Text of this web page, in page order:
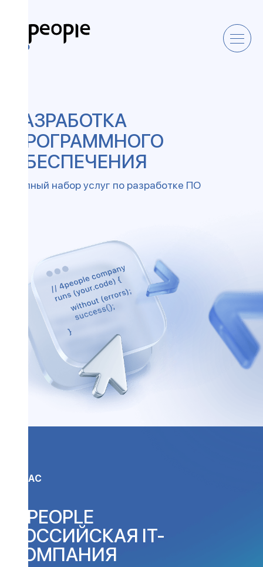
РАЗРАБОТКА
ПРОГРАММНОГО
ОБЕСПЕЧЕНИЯ
Полный набор услуг по разработке ПО
О НАС
4 PEOPLE
РОССИЙСКАЯ IT-
КОМПАНИЯ